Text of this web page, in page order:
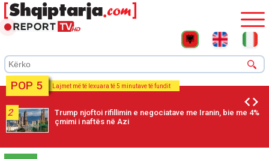
POP 5 Lajmet më të lexuara të 5 minutave të fundit
2
Trump njoftoi rifillimin e negociatave me Iranin, bie me 4%
çmimi i naftës në Azi